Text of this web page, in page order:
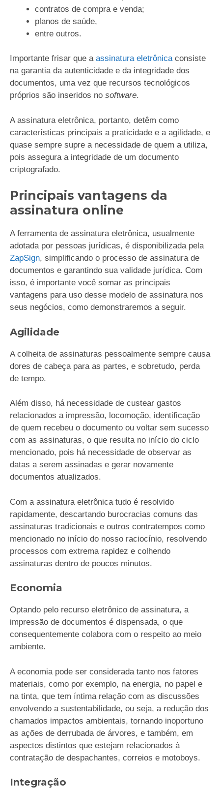
contratos de compra e venda;
planos de saúde,
entre outros.
Importante frisar que a assinatura eletrônicaconsiste
na garantia da autenticidade e da integridade dos
documentos, uma vez que recursos tecnológicos
próprios são inseridos no software.
A assinatura eletrônica, portanto, detêm como
características principais a praticidade e a agilidade, e
quase sempre supre a necessidade de quem a utiliza,
pois assegura a integridade de um documento
criptografado.
Principais vantagens da
assinatura online
A ferramenta de assinatura eletrônica, usualmente
adotada por pessoas jurídicas, é disponibilizada pela
ZapSign, simplificando o processo de assinatura de
documentos e garantindo sua validade jurídica. Com
isso, é importante você somar as principais
vantagens para uso desse modelo de assinatura nos
seus negócios, como demonstraremos a seguir.
Agilidade
A colheita de assinaturas pessoalmente sempre causa
dores de cabeça para as partes, e sobretudo, perda
de tempo.
Além disso, há necessidade de custear gastos
relacionados a impressão, locomoção, identificação
de quem recebeu o documento ou voltar sem sucesso
com as assinaturas, o que resulta no início do ciclo
mencionado, pois há necessidade de observar as
datas a serem assinadas e gerar novamente
documentos atualizados.
Com a assinatura eletrônica tudo é resolvido
rapidamente, descartando burocracias comuns das
assinaturas tradicionais e outros contratempos como
mencionado no início do nosso raciocínio, resolvendo
processos com extrema rapidez e colhendo
assinaturas dentro de poucos minutos.
Economia
Optando pelo recurso eletrônico de assinatura, a
impressão de documentos é dispensada, o que
consequentemente colabora com o respeito ao meio
ambiente.
A economia pode ser considerada tanto nos fatores
materiais, como por exemplo, na energia, no papel e
na tinta, que tem íntima relação com as discussões
envolvendo a sustentabilidade, ou seja, a redução dos
chamados impactos ambientais, tornando inoportuno
as ações de derrubada de árvores, e também, em
aspectos distintos que estejam relacionados à
contratação de despachantes, correios e motoboys.
Integração